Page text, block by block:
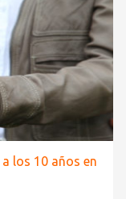
los 10 años en